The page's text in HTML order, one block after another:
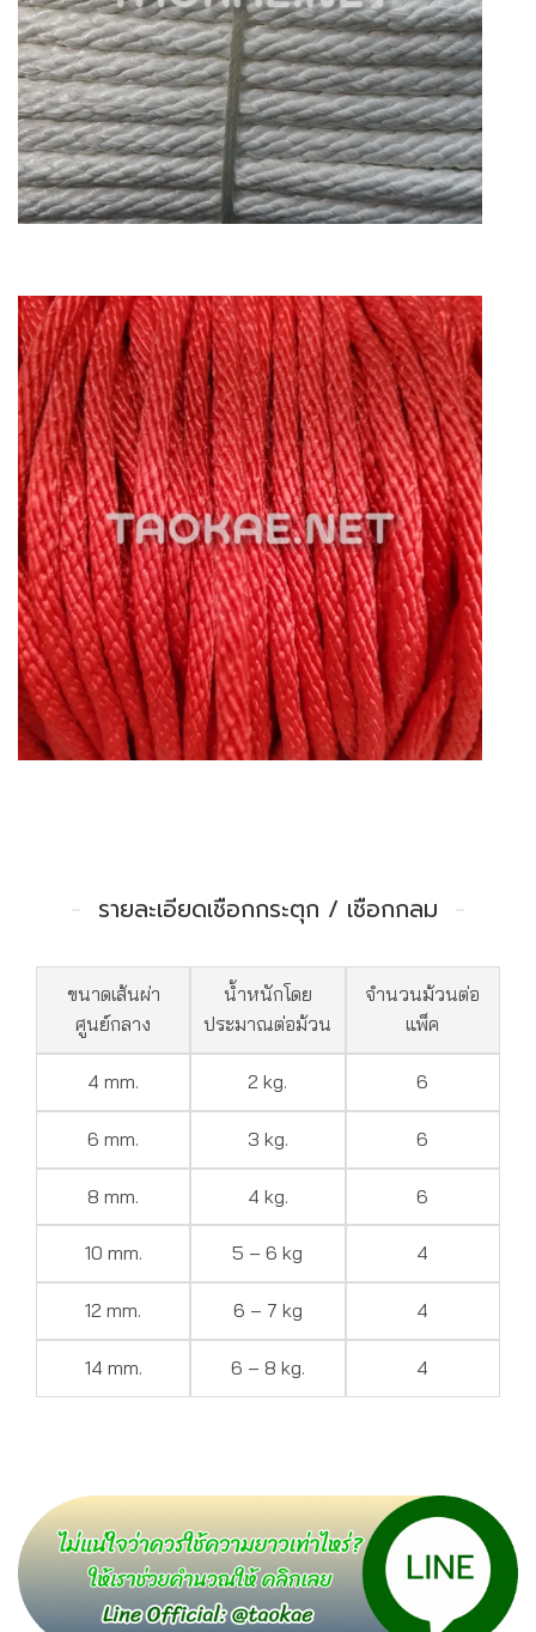
รายละเอียดเชือกกระตุก / เชือกกลม
ขนาดเส้นผ่า
ศูนย์กลาง
น้ำหนักโดย
ประมาณต่อม้วน
จำนวนม้วนต่อ
แพ็ค
4 mm. 2 kg. 6
6 mm. 3 kg. 6
8 mm. 4 kg. 6
10 mm. 5 – 6 kg 4
12 mm. 6 – 7 kg 4
14 mm. 6 – 8 kg. 4